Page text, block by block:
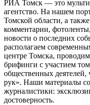
РИА Томск — это
агентство. На нашем
Томской области, а
комментарии,
новости о последних
располагаем
центре Томска,
брифинги с участием
общественных деятелей,
рук». Наши материалы
журналистики:
достоверность.